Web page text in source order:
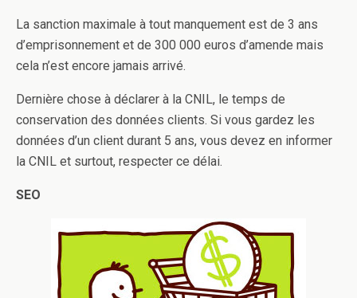
La sanction maximale à tout manquement est de 3 ans
d’emprisonnement et de 300 000 euros d’amende mais
cela n’est encore jamais arrivé.
Dernière chose à déclarer à la CNIL, le temps de
conservation des données clients. Si vous gardez les
données d’un client durant 5 ans, vous devez en informer
la CNIL et surtout, respecter ce délai.
SEO